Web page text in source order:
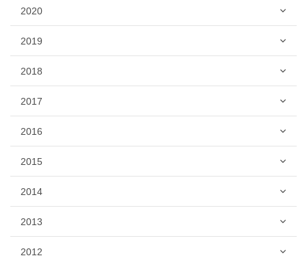
2020
2019
2018
2017
2016
2015
2014
2013
2012